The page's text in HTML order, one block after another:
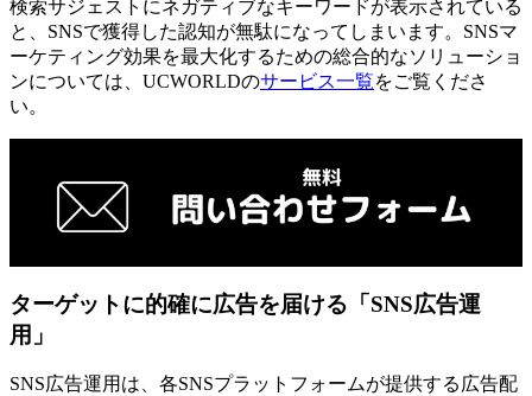
検索サジェストにネガティブなキーワードが表示されている
と、SNSで獲得した認知が無駄になってしまいます。SNSマ
ーケティング効果を最大化するための総合的なソリューショ
ンについては、UCWORLDのサービス一覧をご覧くださ
い。
ターゲットに的確に広告を届ける「SNS広告運
用」
SNS広告運用は、各SNSプラットフォームが提供する広告配